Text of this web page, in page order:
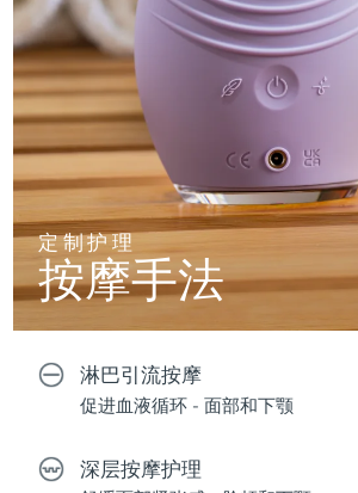
定制护理
按摩手法
淋巴引流按摩
促进血液循环 - 面部和下颚
深层按摩护理